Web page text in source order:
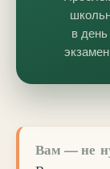
в
Вам — не